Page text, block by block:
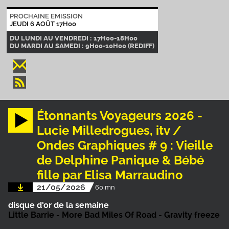
PROCHAINE EMISSION
JEUDI 6 AOÛT 17H00
DU LUNDI AU VENDREDI : 17H00-18H00
DU MARDI AU SAMEDI : 9H00-10H00 (REDIFF)
Étonnants Voyageurs 2026 -
Lucie Milledrogues, itv /
Ondes Graphiques # 9 : Vieille
de Delphine Panique & Bébé
fille par Elisa Marraudino
21/05/2026 60 mn
disque d'or de la semaine
Little Barrie - More Bad Miles Of Road - Gravity freeze